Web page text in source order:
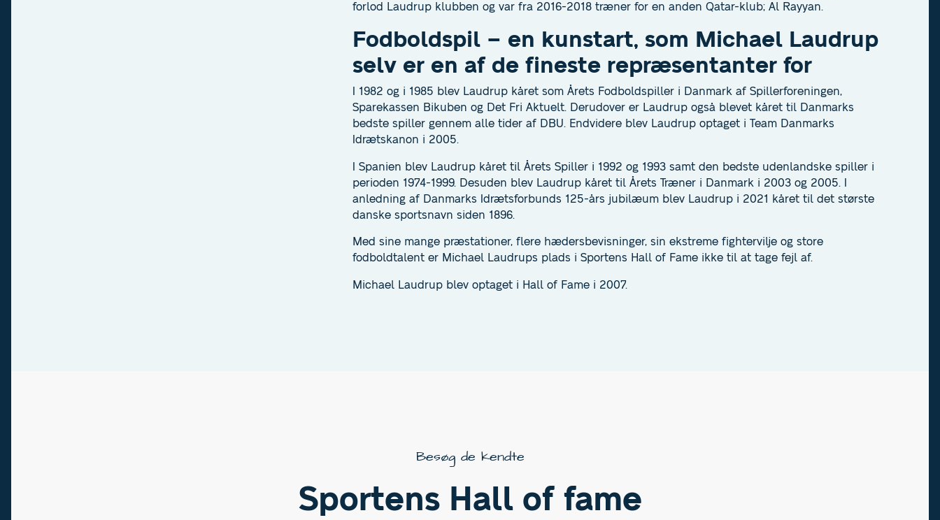
forlod Laudrup klubben og var fra 2016-2018 træner for en anden Qatar-klub; Al Rayyan.
Fodboldspil – en kunstart, som Michael Laudrup
selv er en af de fineste repræsentanter for
I 1982 og i 1985 blev Laudrup kåret som Årets Fodboldspiller i Danmark af Spillerforeningen,
Sparekassen Bikuben og Det Fri Aktuelt. Derudover er Laudrup også blevet kåret til Danmarks
bedste spiller gennem alle tider af DBU. Endvidere blev Laudrup optaget i Team Danmarks
Idrætskanon i 2005.
I Spanien blev Laudrup kåret til Årets Spiller i 1992 og 1993 samt den bedste udenlandske spiller i
perioden 1974-1999. Desuden blev Laudrup kåret til Årets Træner i Danmark i 2003 og 2005. I
anledning af Danmarks Idrætsforbunds 125-års jubilæum blev Laudrup i 2021 kåret til det største
danske sportsnavn siden 1896.
Med sine mange præstationer, flere hædersbevisninger, sin ekstreme fightervilje og store
fodboldtalent er Michael Laudrups plads i Sportens Hall of Fame ikke til at tage fejl af.
Michael Laudrup blev optaget i Hall of Fame i 2007.
Besøg de kendte
Sportens Hall of fame